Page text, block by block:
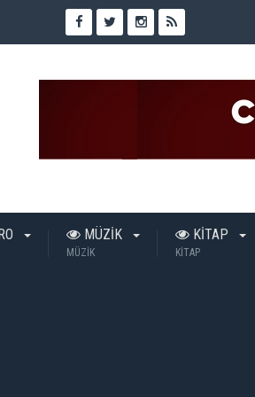
MÜZİK
MÜZİK
KİTAP
KİTAP